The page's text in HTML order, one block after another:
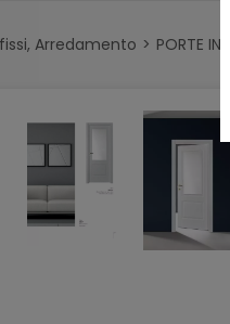
Arredamento PORTE